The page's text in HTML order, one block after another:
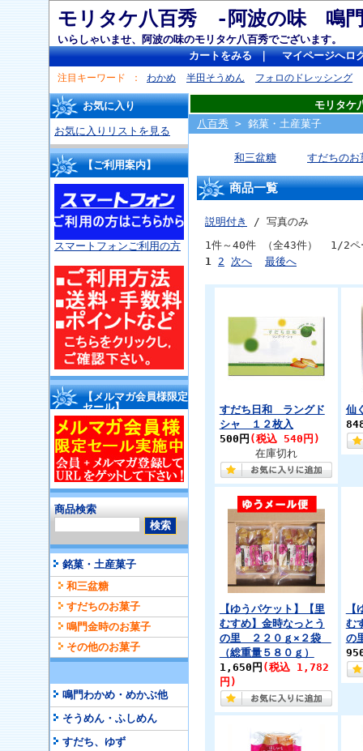
モリタケ八百秀 -阿波の味
いらしゃいませ、阿波の味のモリタケ八百秀でございます。
カートをみる｜ マイページへロ
注目キーワード わかめ 半田そうめん フォロのドレッシング
お気に入り
お気に入りリストを見る
【ご利用案内】
スマートフォンご利用の方
【メルマガ会員様限定
セール】
商品検索
銘菓・土産菓子
和三盆糖
すだちのお菓子
鳴門金時のお菓子
その他のお菓子
鳴門わかめ・めかぶ他
そうめん・ふしめん
すだち、ゆず
モリタケ
八百秀 > 銘菓・土産菓子
和三盆糖 すだちのお
商品一覧
説明付き
/ 写真のみ
1件～40件 （全43件） 1/2ペ
1 2 次へ 最後へ
すだち日和 ラングド
シャ １２枚入
500円 (税込 540円)
在庫切れ
仙
【ゆうパケット】【里
むすめ】金時なっとう
の里 ２２０ｇ×２袋
（総重量５８０ｇ）
1,650円 (税込 1,782
円)
む
の